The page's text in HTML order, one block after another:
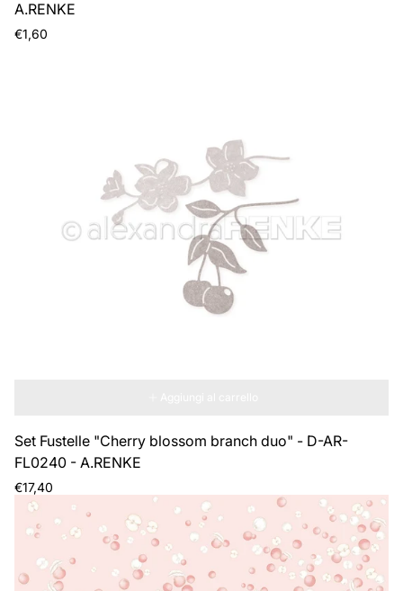
A.RENKE
Prezzo
€1,60
Set Fustelle "Cherry blossom branch duo" - D-AR-
FL0240 - A.RENKE
Prezzo
normale
€17,40